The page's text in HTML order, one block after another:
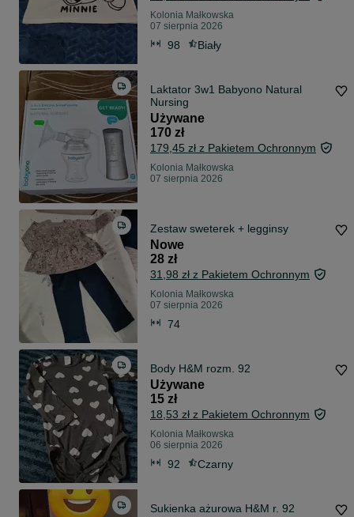
Kolonia Małkowska
07 sierpnia 2026
98 Biały
Laktator 3w1 Babyono Natural
Nursing
Używane
170 zł
179,45 zł z Pakietem Ochronnym
Kolonia Małkowska
07 sierpnia 2026
Zestaw sweterek + legginsy
Nowe
28 zł
31,98 zł z Pakietem Ochronnym
Kolonia Małkowska
07 sierpnia 2026
74
Body H&M rozm. 92
Używane
15 zł
18,53 zł z Pakietem Ochronnym
Kolonia Małkowska
06 sierpnia 2026
92 Czarny
Sukienka ażurowa H&M r. 92